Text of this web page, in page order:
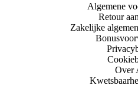
Algemene
Retour
Zakelijke
Over